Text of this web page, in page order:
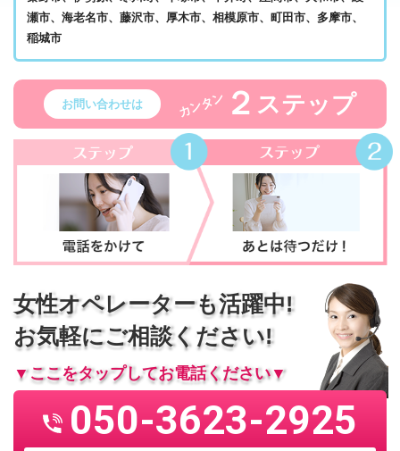
瀬市、海老名市、藤沢市、厚木市、相模原市、町田市、多摩市、
稲城市
お問い合わせは カンタン ２ ステップ
女性オペレーターも活躍中!
お気軽にご相談ください!
▼ここをタップしてお電話ください▼
050-3623-2925